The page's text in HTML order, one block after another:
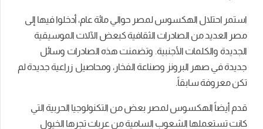
استمر احتلال الهكسوس لمصر حوالي مائة عام، أدخلوا فيها إلى
مصر العديد من الصادرات الثقافية كبعض الآلات الموسيقية
الجديدة والكلمات الأجنبية. وتضمنت هذه الصادرات وسائل
جديدة في صهر البرونز وصناعة الفخار، ومحاصيل زراعية جديدة لم
تكن معروفة سابقاً.
قدم أيضاً الهكسوس لمصر بعض من التكنولوجيا الحربية التي
كانت تستعملها الشعوب السامية من عربات تجرها الخيول